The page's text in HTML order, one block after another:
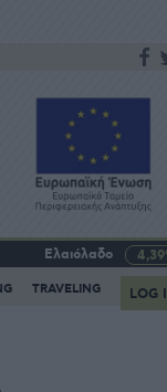
Ελαιόλαδο
TRAVELING LOG